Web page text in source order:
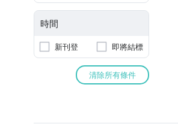
時間
新刊登 即將結標
清除所有條件